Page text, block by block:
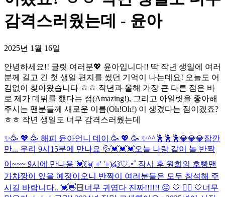
감격스러웠는데 - 윤아
2025년 1월 16일
안녕하세요!! 글릿 여러분💖 윤아입니다!! 딱 작년 생일에 여러
분께 길고 긴 첫 생일 편지를 썼던 기억이 나는데요! 오늘도 어
김없이 찾아왔습니다 ㅎㅎ 작년과 올해 가장 큰 다른 점은 바
로 제가 데뷔를 했다는 점(Amazing!), 그리고 아일릿을 좋아해
주시는 팬분들께 새로운 이름(Oh!Oh!) 이 생겼다는 점이겠죠?
ㅎㅎ 작년 생일도 너무 감격스러웠는데
✨🥳 💖 🥳 해피 윤아언니 데이 🥳 💖 🥳 ✨^^🕺🕺🕺💎💎💎잠깐
만... 우리 9시15분에 만나요 💦💓💓💓오늘 나랑 같이 놀 반짝
이~~~ 9시에 만나용 💓꒰ঌ( ⌯' '⌯)໒꒱♡.･ﾟ 잠시 후 원희의 호빵맨
가챠깡이 있을 예정이오니 반짝이 여러분들은 모두 참석해 주
시길 바랍니다.. 💓👋🏻너무 귀엽다 진짜!!!!!! 😖 🤍 🤦‍♀️ 🤍너무